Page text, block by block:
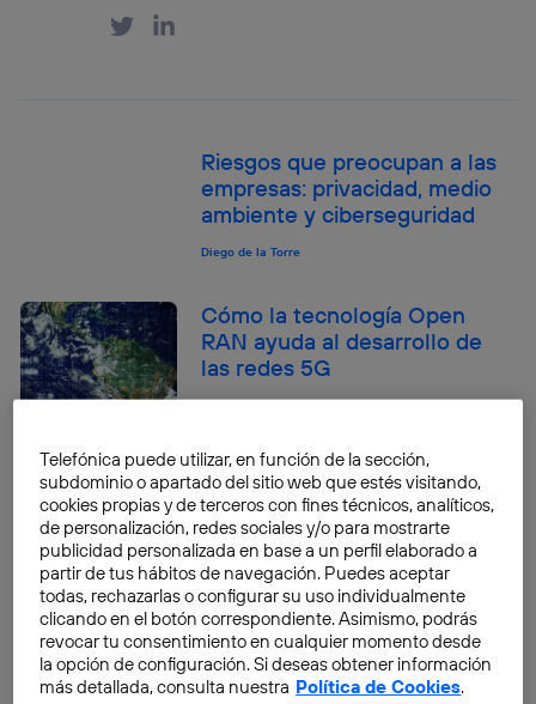
Riesgos que preocupan a las
empresas: privacidad, medio
ambiente y ciberseguridad
Diego de la Torre
Cómo la tecnología Open
RAN ayuda al desarrollo de
las redes 5G
Diego de la Torre
5G y gaming: jugar a cualquier
juego en cualquier lugar
Diego de la Torre
4 documentales sobre
tecnología que no te puedes
Telefónica puede utilizar, en función de la sección,
subdominio o apartado del sitio web que estés visitando,
cookies propias y de terceros con fines técnicos, analíticos,
de personalización, redes sociales y/o para mostrarte
publicidad personalizada en base a un perfil elaborado a
partir de tus hábitos de navegación. Puedes aceptar
todas, rechazarlas o configurar su uso individualmente
clicando en el botón correspondiente. Asimismo, podrás
revocar tu consentimiento en cualquier momento desde
la opción de configuración. Si deseas obtener información
más detallada, consulta nuestra Política de Cookies.